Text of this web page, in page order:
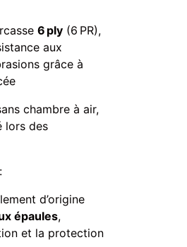
6 ply (6 PR),
aux
grâce à
chambre à air,
lors des
:
d’origine
épaules,
et la protection